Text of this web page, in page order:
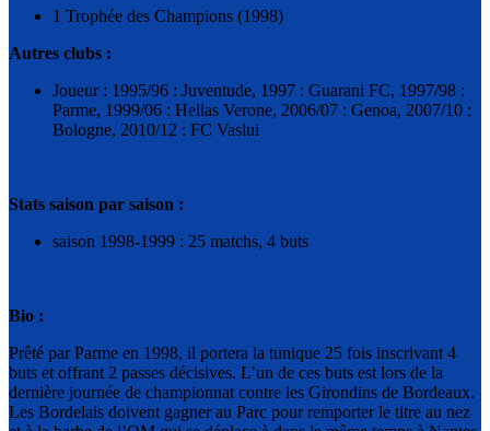
1 Trophée des Champions (1998)
Autres clubs :
Joueur : 1995/96 : Juventude, 1997 : Guarani FC, 1997/98 :
Parme, 1999/06 : Hellas Verone, 2006/07 : Genoa, 2007/10 :
Bologne, 2010/12 : FC Vaslui
Stats saison par saison :
saison 1998-1999 : 25 matchs, 4 buts
Bio :
Prêté par Parme en 1998, il portera la tunique 25 fois inscrivant 4
buts et offrant 2 passes décisives. L’un de ces buts est lors de la
dernière journée de championnat contre les Girondins de Bordeaux.
Les Bordelais doivent gagner au Parc pour remporter le titre au nez